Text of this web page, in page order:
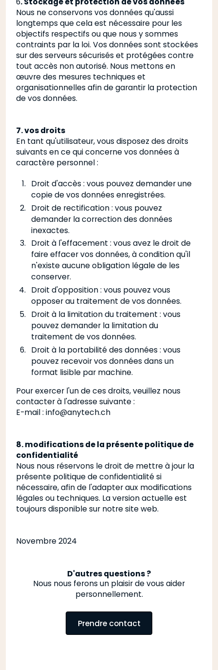
Nous ne conservons vos données qu'aussi
longtemps que cela est nécessaire pour les
objectifs respectifs ou que nous y sommes
contraints par la loi. Vos données sont stockées
sur des serveurs sécurisés et protégées contre
tout accès non autorisé. Nous mettons en
œuvre des mesures techniques et
organisationnelles afin de garantir la protection
de vos données.
7. vos droits
En tant qu'utilisateur, vous disposez des droits
suivants en ce qui concerne vos données à
caractère personnel :
Droit d'accès : vous pouvez demander une
copie de vos données enregistrées.
Droit de rectification : vous pouvez
demander la correction des données
inexactes.
Droit à l'effacement : vous avez le droit de
faire effacer vos données, à condition qu'il
n'existe aucune obligation légale de les
conserver.
Droit d'opposition : vous pouvez vous
opposer au traitement de vos données.
Droit à la limitation du traitement : vous
pouvez demander la limitation du
traitement de vos données.
Droit à la portabilité des données : vous
pouvez recevoir vos données dans un
format lisible par machine.
Pour exercer l'un de ces droits, veuillez nous
contacter à l'adresse suivante :
E-mail :info@anytech.ch
8. modifications de la présente politique de
confidentialité
Nous nous réservons le droit de mettre à jour la
présente politique de confidentialité si
nécessaire, afin de l'adapter aux modifications
légales ou techniques. La version actuelle est
toujours disponible sur notre site web.
Novembre 2024
D'autres questions ?
Nous nous ferons un plaisir de vous aider
personnellement.
Prendre contact